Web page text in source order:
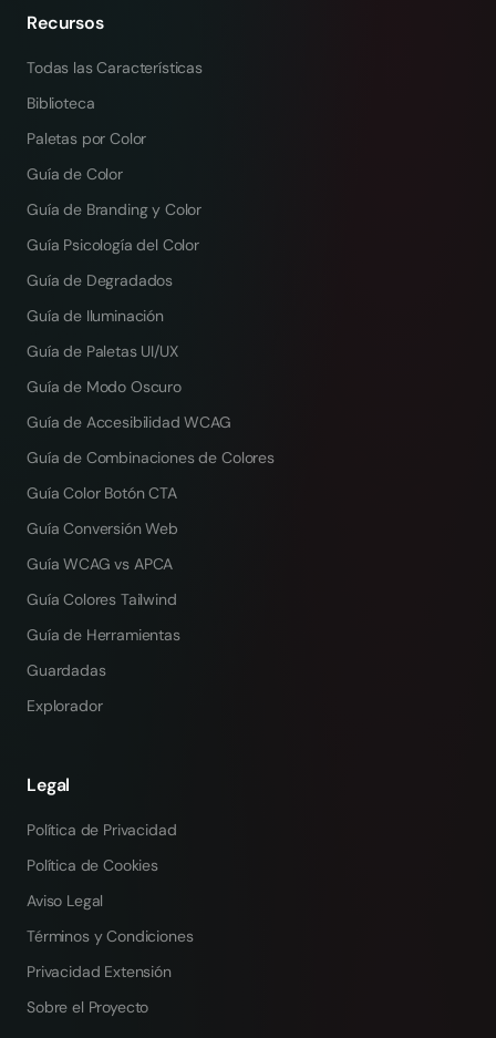
Recursos
Todas las Características
Biblioteca
Paletas por Color
Guía de Color
Guía de Branding y Color
Guía Psicología del Color
Guía de Degradados
Guía de Iluminación
Guía de Paletas UI/UX
Guía de Modo Oscuro
Guía de Accesibilidad WCAG
Guía de Combinaciones de Colores
Guía Color Botón CTA
Guía Conversión Web
Guía WCAG vs APCA
Guía Colores Tailwind
Guía de Herramientas
Guardadas
Explorador
Legal
Política de Privacidad
Política de Cookies
Aviso Legal
Términos y Condiciones
Privacidad Extensión
Sobre el Proyecto